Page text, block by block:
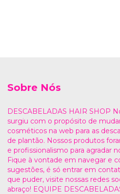
Sobre Nós
DESCABELADAS HAIR SHOP
surgiu com o propósito de
cosméticos na web para as
de plantão. Nossos produtos
e profissionalismo para agradar
Fique à vontade em navegar e
sugestões, é só entrar em
que puder, visite nossas redes
abraço! EQUIPE